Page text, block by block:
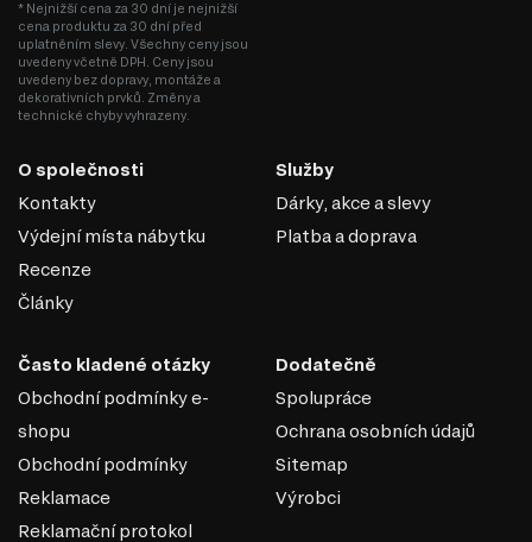
* Nejnižší cena za 30 dní je nejnižší
cena produktu za 30 dní před
uplatněním slevy. Všechny ceny jsou
uvedeny včetně DPH. Ceny jsou
uvedeny bez dopravy, montáže a
dekorativních prvků. Změny a
technické chyby vyhrazeny.
O společnosti
Kontakty
Výdejní místa nábytku
Recenze
Články
Služby
Dárky, akce a slevy
Platba a doprava
Často kladené otázky
Obchodní podmínky e-
shopu
Obchodní podmínky
Reklamace
Reklamační protokol
Dodatečně
Spolupráce
Ochrana osobních údajů
Sitemap
Výrobci